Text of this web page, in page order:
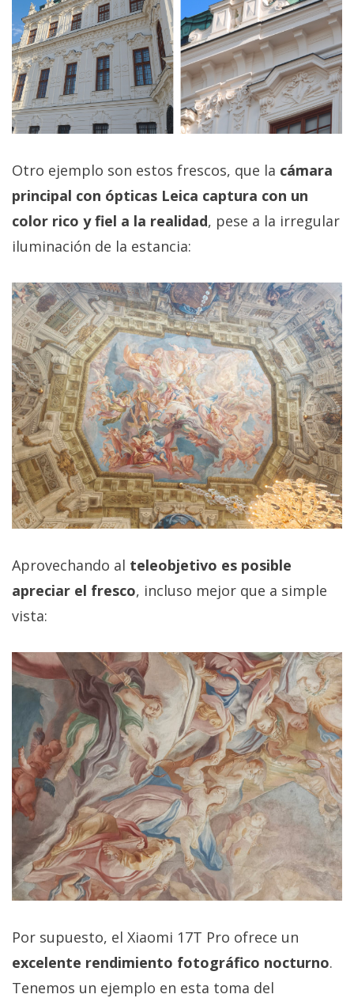
Otro ejemplo son estos frescos, que la cámara
principal con ópticas Leica captura con un
color rico y fiel a la realidad, pese a la irregular
iluminación de la estancia:
Aprovechando al teleobjetivo es posible
apreciar el fresco, incluso mejor que a simple
vista:
Por supuesto, el Xiaomi 17T Pro ofrece un
excelente rendimiento fotográfico nocturno.
Tenemos un ejemplo en esta toma del